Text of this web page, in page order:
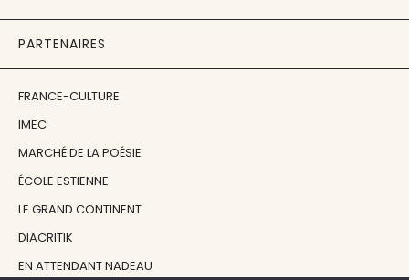
PARTENAIRES
FRANCE-CULTURE
IMEC
MARCHÉ DE LA POÉSIE
ÉCOLE ESTIENNE
LE GRAND CONTINENT
DIACRITIK
EN ATTENDANT NADEAU